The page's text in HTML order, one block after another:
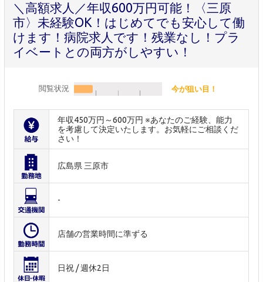
＼高額求人／年収600万円可能！〈三原
市〉未経験OK！はじめてでも安心して働
けます！病院求人です！残業なし！プラ
イベートとの両方がしやすい！
閲覧状況 今が狙い目！
年収450万円～600万円 ※あなたのご経験、能力
を考慮して決定いたします。お気軽にご相談くだ
さい！
広島県 三原市
-
店舗の営業時間に準ずる
日祝 / 週休2日